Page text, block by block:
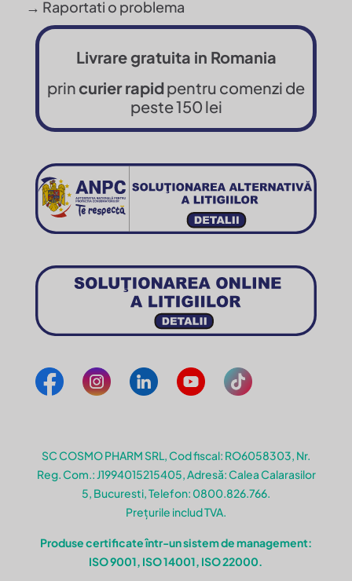
→ Raportati o problema
Livrare gratuita in Romania
princurier rapidpentru comenzi de
peste 150 lei
SC COSMO PHARM SRL, Cod fiscal: RO6058303, Nr.
Reg. Com.: J1994015215405, Adresă: Calea Calarasilor
5, Bucuresti, Telefon: 0800.826.766.
Prețurile includ TVA.
Produse certificate într-un sistem de management:
ISO 9001, ISO 14001, ISO 22000.